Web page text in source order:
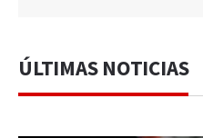
ÚLTIMAS NOTICIAS